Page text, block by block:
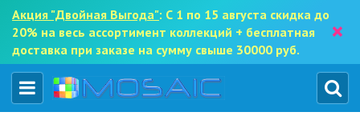
Акция "Двойная Выгода": С 1 по 15 августа скидка до
20% на весь ассортимент коллекций + бесплатная
доставка при заказе на сумму свыше 30000 руб.
×